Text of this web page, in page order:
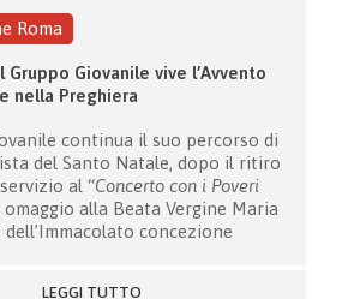
Roma
Gruppo Giovanile vive l’Avvento
nella Preghiera
continua il suo percorso di
del Santo Natale, dopo il ritiro
al “Concerto con i Poveri
omaggio alla Beata Vergine Maria
concezione
LEGGI TUTTO